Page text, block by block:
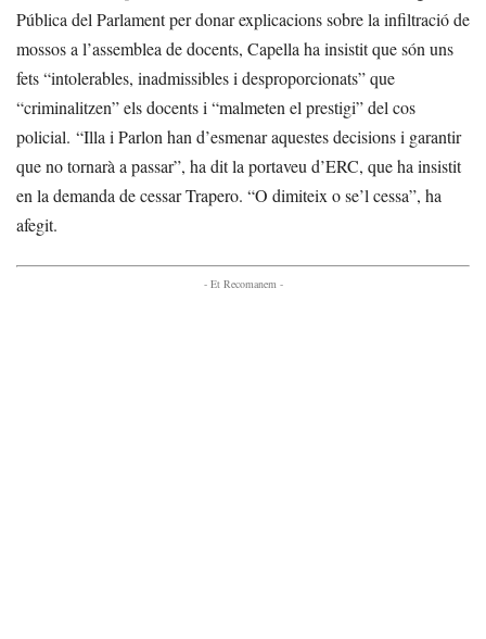
Pública del Parlament per donar explicacions sobre la infiltració de
mossos a l’assemblea de docents, Capella ha insistit que són uns
fets “intolerables, inadmissibles i desproporcionats” que
“criminalitzen” els docents i “malmeten el prestigi” del cos
policial. “Illa i Parlon han d’esmenar aquestes decisions i garantir
que no tornarà a passar”, ha dit la portaveu d’ERC, que ha insistit
en la demanda de cessar Trapero. “O dimiteix o se’l cessa”, ha
afegit.
- Et Recomanem -